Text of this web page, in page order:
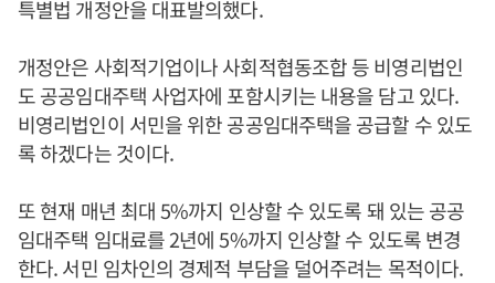
특별법 개정안을 대표발의했다.
개정안은 사회적기업이나 사회적협동조합 등 비영리법인
도 공공임대주택 사업자에 포함시키는 내용을 담고 있다.
비영리법인이 서민을 위한 공공임대주택을 공급할 수 있도
록 하겠다는 것이다.
또 현재 매년 최대 5%까지 인상할 수 있도록 돼 있는 공공
임대주택 임대료를 2년에 5%까지 인상할 수 있도록 변경
한다. 서민 임차인의 경제적 부담을 덜어주려는 목적이다.